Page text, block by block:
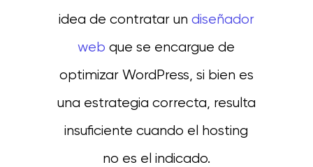
idea de contratar un diseñador
web que se encargue de
optimizar WordPress, si bien es
una estrategia correcta, resulta
insuficiente cuando el hosting
no es el indicado.